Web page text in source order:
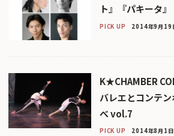
ト』『パキータ』
PICK UP 2014年9月19
K★CHAMBER
バレエとコンテ
べ vol.7
PICK UP 2014年8月1日